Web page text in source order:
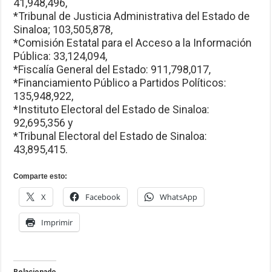
41,948,496,
*Tribunal de Justicia Administrativa del Estado de
Sinaloa; 103,505,878,
*Comisión Estatal para el Acceso a la Información
Pública: 33,124,094,
*Fiscalía General del Estado: 911,798,017,
*Financiamiento Público a Partidos Políticos:
135,948,922,
*Instituto Electoral del Estado de Sinaloa:
92,695,356 y
*Tribunal Electoral del Estado de Sinaloa:
43,895,415.
Comparte esto:
X Facebook WhatsApp
Imprimir